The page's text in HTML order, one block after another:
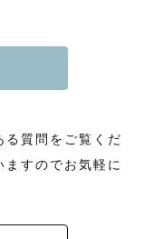
る質問をご覧くだ
すのでお気軽に